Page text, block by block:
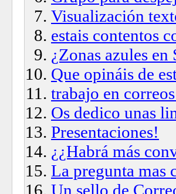
Visualización
estais contentos
¿Zonas azules en
Que opináis de
trabajo en
Os dedico unas
Presentaciones!
¿¿Habrá más
La pregunta mas
Un sello de